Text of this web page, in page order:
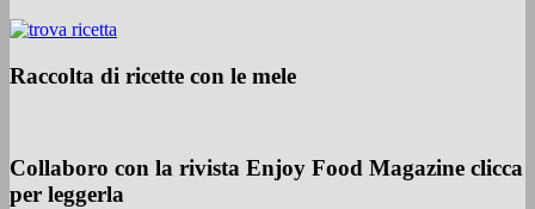
Raccolta di ricette con le mele
Collaboro con la rivista Enjoy Food Magazine clicca
per leggerla